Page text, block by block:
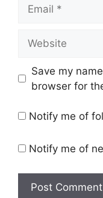
Save my
browser for
Notify me of
Notify me of